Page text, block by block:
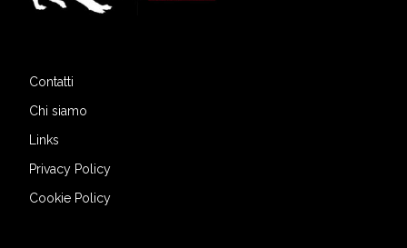
Contatti
Chi siamo
Links
Privacy Policy
Cookie Policy